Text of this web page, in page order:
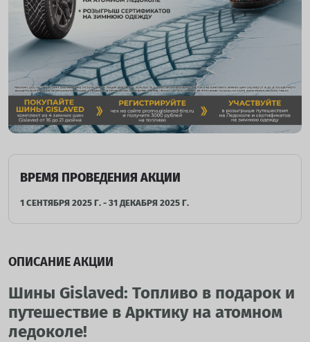
ВРЕМЯ ПРОВЕДЕНИЯ АКЦИИ
1 СЕНТЯБРЯ 2025 Г. - 31 ДЕКАБРЯ 2025 Г.
ОПИСАНИЕ АКЦИИ
Шины Gislaved: Топливо в подарок и
путешествие в Арктику на атомном
ледоколе!